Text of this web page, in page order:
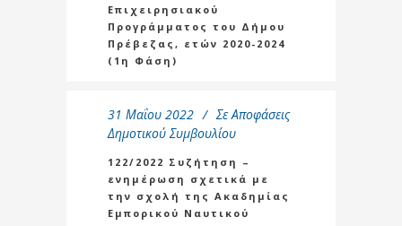
Επιχειρησιακού
Προγράμματος του Δήμου
Πρέβεζας, ετών 2020-2024
(1η Φάση)
31 Μαΐου 2022 Σε Αποφάσεις
Δημοτικού Συμβουλίου
122/2022 Συζήτηση –
ενημέρωση σχετικά με
την σχολή της Ακαδημίας
Εμπορικού Ναυτικού